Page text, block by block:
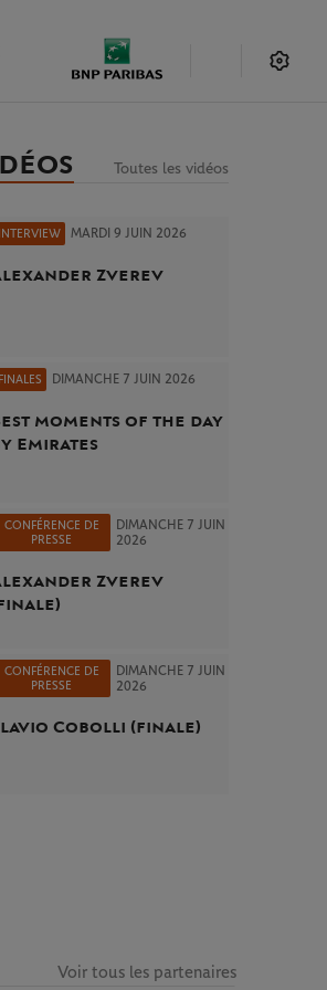
Toutes les vidéos
INTERVIEW MARDI 9 JUIN 2026
Zverev
FINALES DIMANCHE 7 JUIN 2026
moments of the day
Emirates
CONFÉRENCE DE
PRESSE
DIMANCHE 7 JUIN
2026
Zverev
CONFÉRENCE DE
PRESSE
DIMANCHE 7 JUIN
2026
Cobolli (finale)
Voir tous les partenaires